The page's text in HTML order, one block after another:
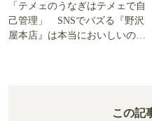
「テメェのうなぎはテメェで自
己管理」 SNSでバズる『野沢
屋本店』は本当においしいの
この記